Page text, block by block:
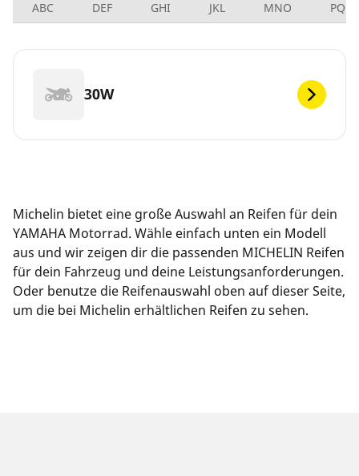
ABC DEF GHI JKL MNO PQRS
30W
Michelin bietet eine große Auswahl an Reifen für dein
YAMAHA Motorrad. Wähle einfach unten ein Modell
aus und wir zeigen dir die passenden MICHELIN Reifen
für dein Fahrzeug und deine Leistungsanforderungen.
Oder benutze die Reifenauswahl oben auf dieser Seite,
um die bei Michelin erhältlichen Reifen zu sehen.